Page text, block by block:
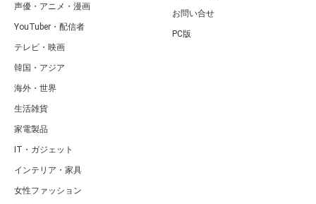
声優・アニメ・漫画
YouTuber・配信者
テレビ・映画
韓国・アジア
海外・世界
生活雑貨
家電製品
IT・ガジェット
インテリア・家具
女性ファッション
お問い合せ
PC版